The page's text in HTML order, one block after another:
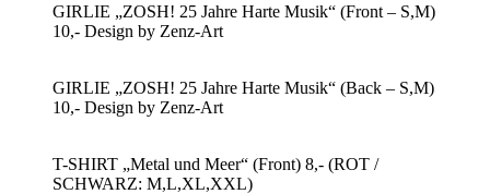
GIRLIE „ZOSH! 25 Jahre Harte Musik“ (Front – S,M)
10,- Design by Zenz-Art
GIRLIE „ZOSH! 25 Jahre Harte Musik“ (Back – S,M)
10,- Design by Zenz-Art
T-SHIRT „Metal und Meer“ (Front) 8,- (ROT /
SCHWARZ: M,L,XL,XXL)